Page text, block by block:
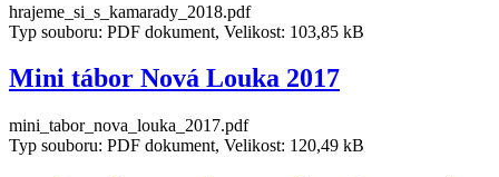
hrajeme_si_s_kamarady_2018.pdf
Typ souboru: PDF dokument, Velikost: 103,85 kB
Mini tábor Nová Louka 2017
mini_tabor_nova_louka_2017.pdf
Typ souboru: PDF dokument, Velikost: 120,49 kB